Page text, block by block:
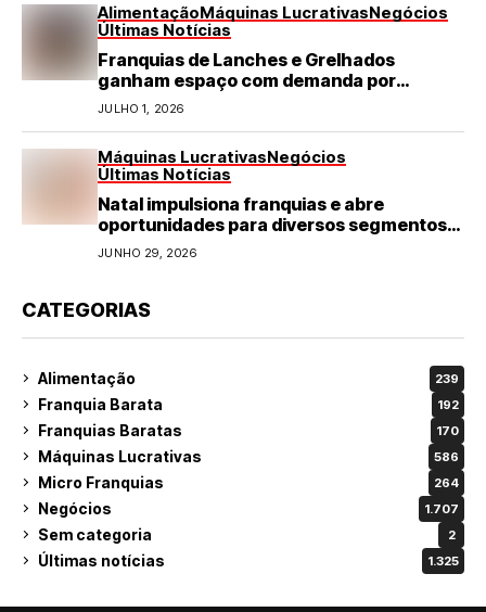
AlimentaçãoMáquinas LucrativasNegócios
Últimas Notícias
Franquias de Lanches e Grelhados
ganham espaço com demanda por
refeições rápidas e de qualidade
JULHO 1, 2026
Máquinas LucrativasNegócios
Últimas Notícias
Natal impulsiona franquias e abre
oportunidades para diversos segmentos
do varejo
JUNHO 29, 2026
CATEGORIAS
Alimentação 239
Franquia Barata 192
Franquias Baratas 170
Máquinas Lucrativas 586
Micro Franquias 264
Negócios 1.707
Sem categoria 2
Últimas notícias 1.325